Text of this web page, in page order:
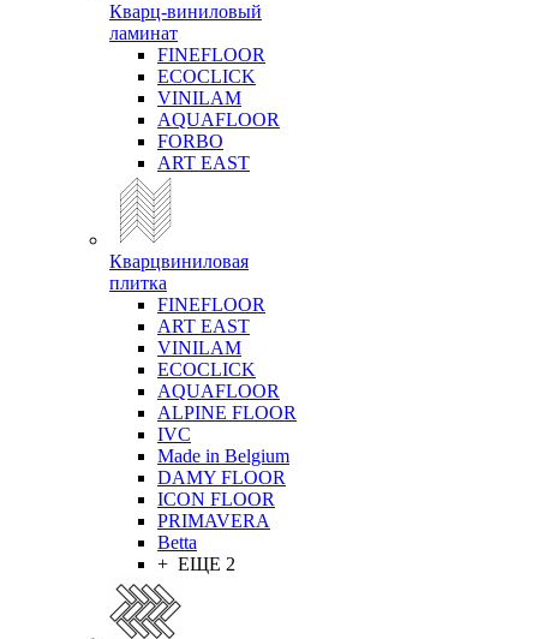
Кварц-виниловый
ламинат
FINEFLOOR
ECOCLICK
VINILAM
AQUAFLOOR
FORBO
ART EAST
Кварцвиниловая
плитка
FINEFLOOR
ART EAST
VINILAM
ECOCLICK
AQUAFLOOR
ALPINE FLOOR
IVC
Made in Belgium
DAMY FLOOR
ICON FLOOR
PRIMAVERA
Betta
+ ЕЩЕ 2